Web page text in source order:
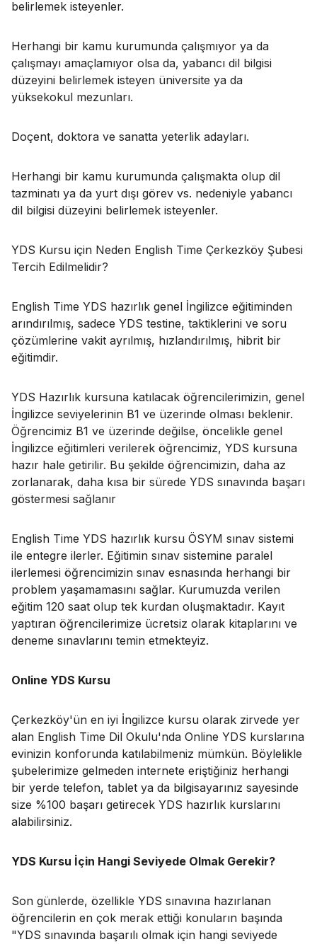
belirlemek isteyenler.
Herhangi bir kamu kurumunda çalışmıyor ya da
çalışmayı amaçlamıyor olsa da, yabancı dil bilgisi
düzeyini belirlemek isteyen üniversite ya da
yüksekokul mezunları.
Doçent, doktora ve sanatta yeterlik adayları.
Herhangi bir kamu kurumunda çalışmakta olup dil
tazminatı ya da yurt dışı görev vs. nedeniyle yabancı
dil bilgisi düzeyini belirlemek isteyenler.
YDS Kursu için Neden English Time Çerkezköy Şubesi
Tercih Edilmelidir?
English Time YDS hazırlık genel İngilizce eğitiminden
arındırılmış, sadece YDS testine, taktiklerini ve soru
çözümlerine vakit ayrılmış, hızlandırılmış, hibrit bir
eğitimdir.
YDS Hazırlık kursuna katılacak öğrencilerimizin, genel
İngilizce seviyelerinin B1 ve üzerinde olması beklenir.
Öğrencimiz B1 ve üzerinde değilse, öncelikle genel
İngilizce eğitimleri verilerek öğrencimiz, YDS kursuna
hazır hale getirilir. Bu şekilde öğrencimizin, daha az
zorlanarak, daha kısa bir sürede YDS sınavında başarı
göstermesi sağlanır
English Time YDS hazırlık kursu ÖSYM sınav sistemi
ile entegre ilerler. Eğitimin sınav sistemine paralel
ilerlemesi öğrencimizin sınav esnasında herhangi bir
problem yaşamamasını sağlar. Kurumuzda verilen
eğitim 120 saat olup tek kurdan oluşmaktadır. Kayıt
yaptıran öğrencilerimize ücretsiz olarak kitaplarını ve
deneme sınavlarını temin etmekteyiz.
Online YDS Kursu
Çerkezköy'ün en iyi İngilizce kursu olarak zirvede yer
alan English Time Dil Okulu'nda Online YDS kurslarına
evinizin konforunda katılabilmeniz mümkün. Böylelikle
şubelerimize gelmeden internete eriştiğiniz herhangi
bir yerde telefon, tablet ya da bilgisayarınız sayesinde
size %100 başarı getirecek YDS hazırlık kurslarını
alabilirsiniz.
YDS Kursu İçin Hangi Seviyede Olmak Gerekir?
Son günlerde, özellikle YDS sınavına hazırlanan
öğrencilerin en çok merak ettiği konuların başında
"YDS sınavında başarılı olmak için hangi seviyede